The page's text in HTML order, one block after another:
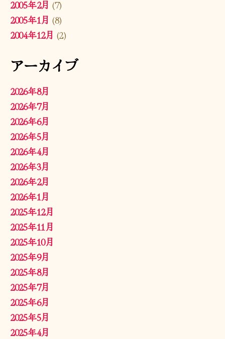
2005年2月 (7)
2005年1月 (8)
2004年12月 (2)
アーカイブ
2026年8月
2026年7月
2026年6月
2026年5月
2026年4月
2026年3月
2026年2月
2026年1月
2025年12月
2025年11月
2025年10月
2025年9月
2025年8月
2025年7月
2025年6月
2025年5月
2025年4月